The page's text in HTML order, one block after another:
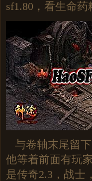
sf1.80，看生命
与卷轴末尾留
他等着前面有玩
是传奇2.3，战士